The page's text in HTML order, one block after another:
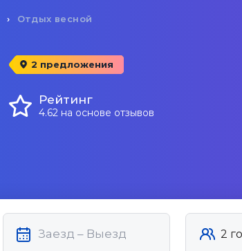
Отдых весной
2 предложения
Рейтинг
4.62 на основе отзывов